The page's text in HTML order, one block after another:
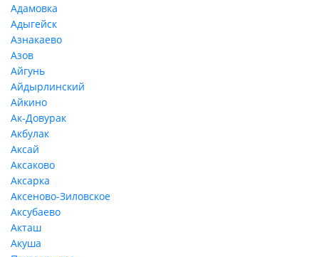
Адамовка
Адыгейск
Азнакаево
Азов
Айгунь
Айдырлинский
Айкино
Ак-Довурак
Акбулак
Аксай
Аксаково
Аксарка
Аксеново-Зиловское
Аксубаево
Акташ
Акуша